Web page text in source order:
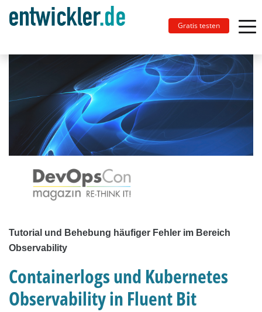
Gratis testen
Tutorial und Behebung häufiger Fehler im Bereich
Observability
Containerlogs und Kubernetes
Observability in Fluent Bit